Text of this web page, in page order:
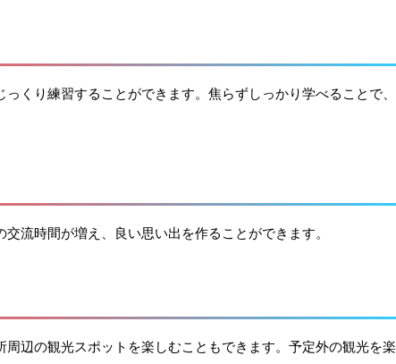
くり練習することができます。焦らずしっかり学べることで、
流時間が増え、良い思い出を作ることができます。
辺の観光スポットを楽しむこともできます。予定外の観光を楽